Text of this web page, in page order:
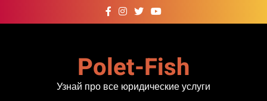
к
Polet-Fish
Узнай про все юридические услуги